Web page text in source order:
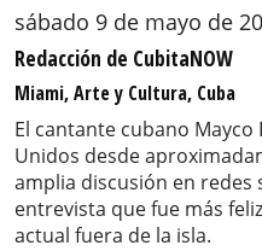
sábado 9 de mayo de
Redacción de CubitaNOW
Miami, Arte y Cultura, Cuba
El cantante cubano Mayco
Unidos desde
amplia discusión en redes
entrevista que fue más
actual fuera de la isla.